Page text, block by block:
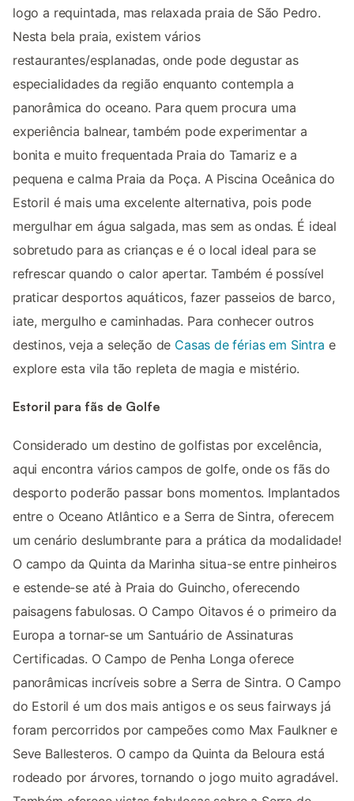
logo a requintada, mas relaxada praia de São Pedro.
Nesta bela praia, existem vários
restaurantes/esplanadas, onde pode degustar as
especialidades da região enquanto contempla a
panorâmica do oceano. Para quem procura uma
experiência balnear, também pode experimentar a
bonita e muito frequentada Praia do Tamariz e a
pequena e calma Praia da Poça. A Piscina Oceânica do
Estoril é mais uma excelente alternativa, pois pode
mergulhar em água salgada, mas sem as ondas. É ideal
sobretudo para as crianças e é o local ideal para se
refrescar quando o calor apertar. Também é possível
praticar desportos aquáticos, fazer passeios de barco,
iate, mergulho e caminhadas. Para conhecer outros
destinos, veja a seleção de Casas de férias em Sintra e
explore esta vila tão repleta de magia e mistério.
Estoril para fãs de Golfe
Considerado um destino de golfistas por excelência,
aqui encontra vários campos de golfe, onde os fãs do
desporto poderão passar bons momentos. Implantados
entre o Oceano Atlântico e a Serra de Sintra, oferecem
um cenário deslumbrante para a prática da modalidade!
O campo da Quinta da Marinha situa-se entre pinheiros
e estende-se até à Praia do Guincho, oferecendo
paisagens fabulosas. O Campo Oitavos é o primeiro da
Europa a tornar-se um Santuário de Assinaturas
Certificadas. O Campo de Penha Longa oferece
panorâmicas incríveis sobre a Serra de Sintra. O Campo
do Estoril é um dos mais antigos e os seus fairways já
foram percorridos por campeões como Max Faulkner e
Seve Ballesteros. O campo da Quinta da Beloura está
rodeado por árvores, tornando o jogo muito agradável.